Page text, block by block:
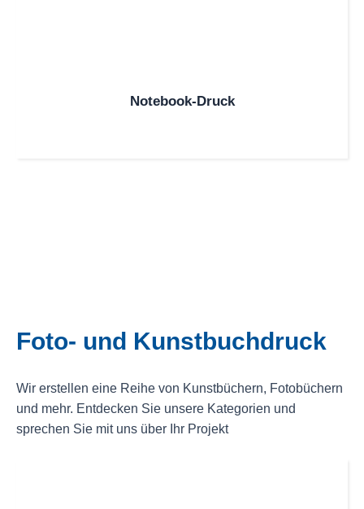
Notebook-Druck
Foto- und Kunstbuchdruck
Wir erstellen eine Reihe von Kunstbüchern, Fotobüchern
und mehr. Entdecken Sie unsere Kategorien und
sprechen Sie mit uns über Ihr Projekt